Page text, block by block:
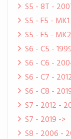
S5 - 8T -
S5 - F5 -
S5 - F5 -
S6 - C5 -
S6 - C6 -
S6 - C7 -
S6 - C8 -
S7 - 2012 -
S7 - 2019 ->
S8 - 2006 -